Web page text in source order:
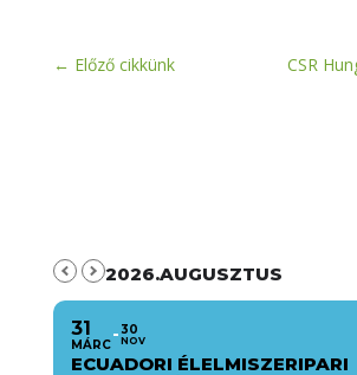
← Előző cikkünk CSR
2026.AUGUSZTUS
31
MÁRC
30
NOV
ECUADORI ÉLELMISZERIPARI